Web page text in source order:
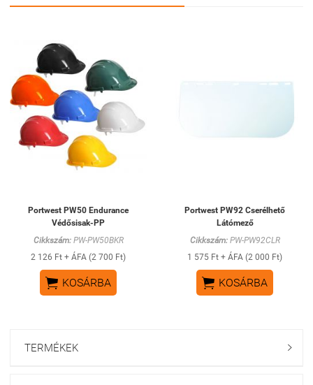
Portwest PW50 Endurance
Védősisak-PP
Cikkszám:PW-PW50BKR
2 126 Ft + ÁFA (2 700 Ft)
 KOSÁRBA
Portwest PW92 Cserélhető
Látómező
Cikkszám:PW-PW92CLR
1 575 Ft + ÁFA (2 000 Ft)
 KOSÁRBA
TERMÉKEK 